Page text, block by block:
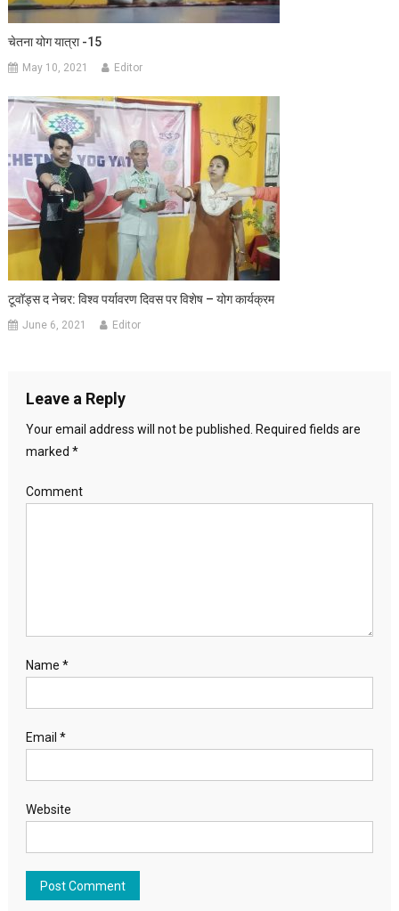
चेतना योग यात्रा -15
May 10, 2021 Editor
टूवॉड्स द नेचर: विश्व पर्यावरण दिवस पर विशेष – योग कार्यक्रम
June 6, 2021 Editor
Leave a Reply
Your email address will not be published.
Required fields are
marked *
Comment
Name *
Email *
Website